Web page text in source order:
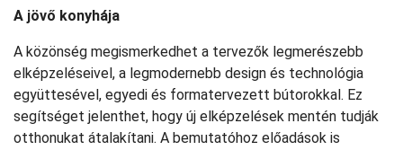
A jövő konyhája
A közönség megismerkedhet a tervezők legmerészebb
elképzeléseivel, a legmodernebb design és technológia
együttesével, egyedi és formatervezett bútorokkal. Ez
segítséget jelenthet, hogy új elképzelések mentén tudják
otthonukat átalakítani. A bemutatóhoz előadások is